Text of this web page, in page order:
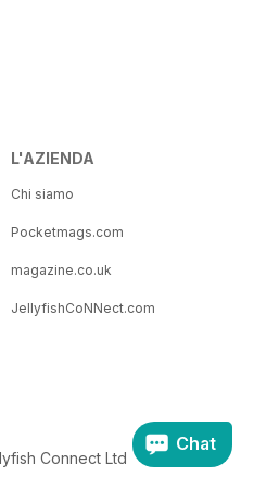
L'AZIENDA
Chi siamo
Pocketmags.com
magazine.co.uk
JellyfishCoNNect.com
Connect Ltd
Chat